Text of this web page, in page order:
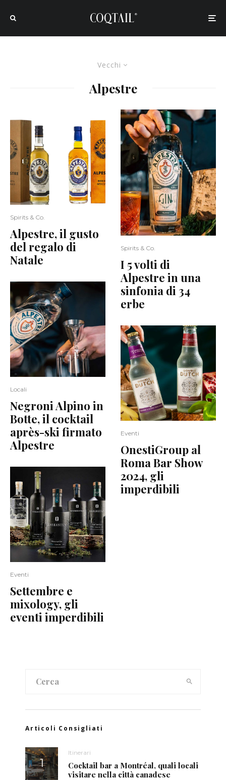
Vecchi
Alpestre
Spirits & Co.
Alpestre, il gusto
del regalo di
Natale
Locali
Negroni Alpino in
Botte, il cocktail
après-ski firmato
Alpestre
Eventi
Settembre e
mixology, gli
eventi imperdibili
Spirits & Co.
I 5 volti di
Alpestre in una
sinfonia di 34
erbe
Eventi
OnestiGroup al
Roma Bar Show
2024, gli
imperdibili
Articoli Consigliati
Itinerari
Cocktail bar a Montréal, quali locali
visitare nella città canadese